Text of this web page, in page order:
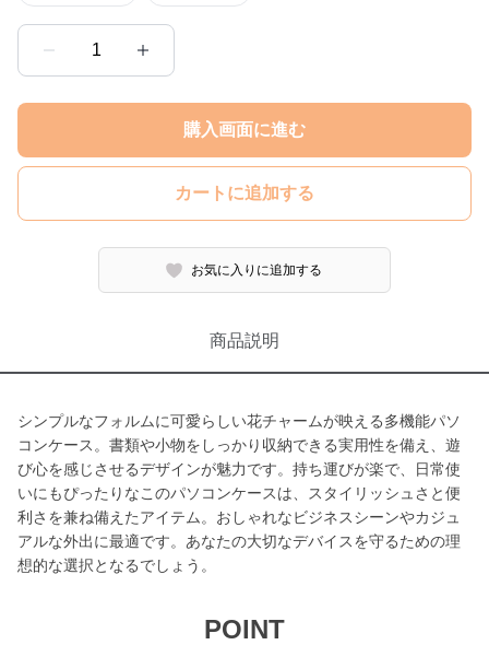
1
購入画面に進む
カートに追加する
お気に入りに追加する
商品説明
シンプルなフォルムに可愛らしい花チャームが映える多機能パソ
コンケース。書類や小物をしっかり収納できる実用性を備え、遊
び心を感じさせるデザインが魅力です。持ち運びが楽で、日常使
いにもぴったりなこのパソコンケースは、スタイリッシュさと便
利さを兼ね備えたアイテム。おしゃれなビジネスシーンやカジュ
アルな外出に最適です。あなたの大切なデバイスを守るための理
想的な選択となるでしょう。
POINT